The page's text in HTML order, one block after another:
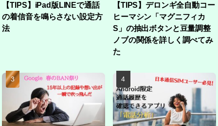
【TIPS】iPad版LINEで通話
の着信音を鳴らさない設定方
法
【TIPS】デロンギ全自動コー
ヒーマシン「マグニフィカ
S」の抽出ボタンと豆量調整
ノブの関係を詳しく調べてみ
た